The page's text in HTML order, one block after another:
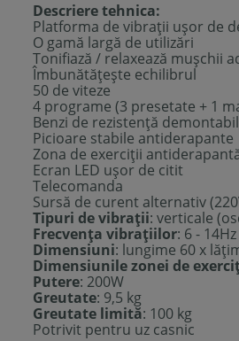
Descriere tehnica:
Platforma de vibrații ușor de
O gamă largă de utilizări
Tonifiază / relaxează mușchii
Îmbunătățește echilibrul
50 de viteze
4 programe (3 presetate + 1
Benzi de rezistență
Picioare stabile antiderapante
Zona de exerciții
Ecran LED ușor de citit
Telecomanda
Sursă de curent alternativ
Tipuri de vibrații: verticale
Frecvența vibrațiilor: 6 - 14Hz
Dimensiuni: lungime 60 x
Dimensiunile zonei de
Putere: 200W
Greutate: 9,5 kg
Greutate limită: 100 kg
Potrivit pentru uz casnic